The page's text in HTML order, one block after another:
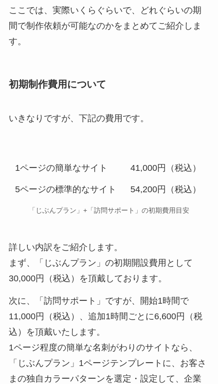
ここでは、実際いくらぐらいで、どれぐらいの期
間で制作依頼が可能なのかをまとめてご紹介しま
す。
初期制作費用について
いきなりですが、下記の費用です。
1ページの簡単なサイト 41,000円（税込）
5ページの標準的なサイト 54,200円（税込）
「じぶんプラン」+「訪問サポート」の初期費用目安
詳しい内訳をご紹介します。
まず、「じぶんプラン」の初期開設費用として
30,000円（税込）を頂戴しております。
次に、「訪問サポート」ですが、開始1時間で
11,000円（税込）、追加1時間ごとに6,600円（税
込）を頂戴いたします。
1ページ程度の簡単な名刺がわりのサイトなら、
「じぶんプラン」1ページテンプレートに、お客さ
まの独自カラーパターンを選定・設定して、企業